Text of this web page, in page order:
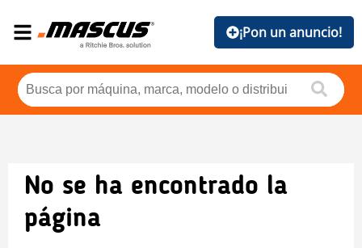
¡Pon un anuncio!
No se ha encontrado la
página